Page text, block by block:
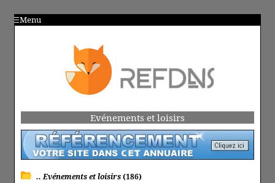
Menu
Evénements et loisirs
.. Evénements et loisirs(186)